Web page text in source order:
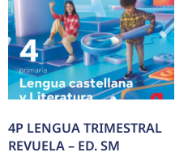
4P LENGUA TRIMESTRAL
REVUELA – ED. SM